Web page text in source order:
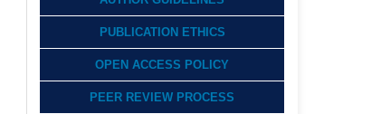
PUBLICATION ETHICS
OPEN ACCESS POLICY
PEER REVIEW PROCESS